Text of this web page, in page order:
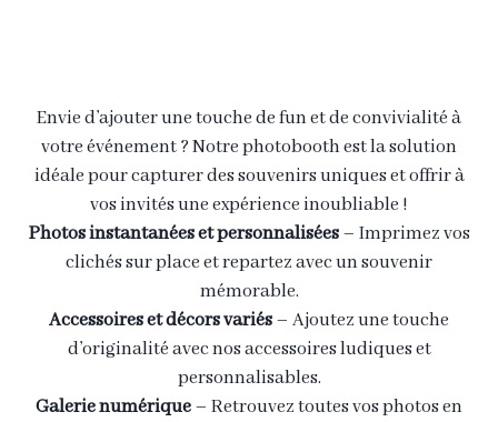
Envie d’ajouter une touche de fun et de convivialité à
votre événement ? Notre photobooth est la solution
idéale pour capturer des souvenirs uniques et offrir à
vos invités une expérience inoubliable !
Photos instantanées et personnalisées– Imprimez vos
clichés sur place et repartez avec un souvenir
mémorable.
Accessoires et décors variés– Ajoutez une touche
d’originalité avec nos accessoires ludiques et
personnalisables.
Galerie numérique– Retrouvez toutes vos photos en